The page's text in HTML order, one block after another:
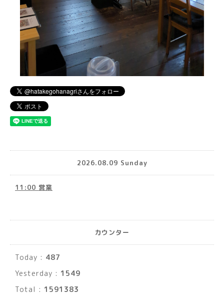
2026.08.09 Sunday
11:00 営業
カウンター
Today : 487
Yesterday : 1549
Total : 1591383